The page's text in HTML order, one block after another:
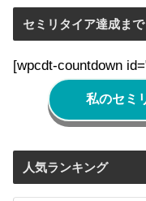
セミリタイア達成まで
[wpcdt-countdown
私のセミ
人気ランキング